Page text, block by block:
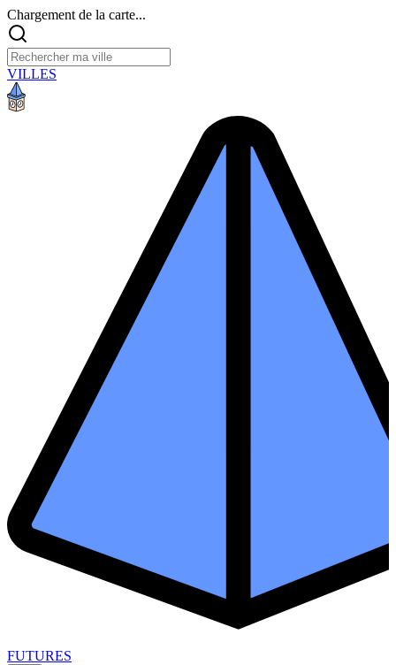
Chargement de la carte...
VILLES
FUTURES